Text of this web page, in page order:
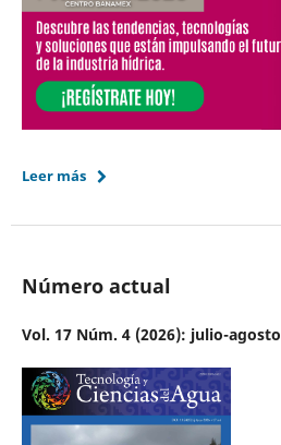
Leer más
Número actual
Vol. 17 Núm. 4 (2026): julio-agosto